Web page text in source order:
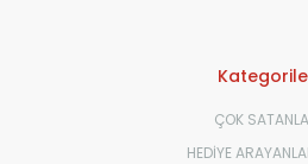
ÇOK
HEDİYE